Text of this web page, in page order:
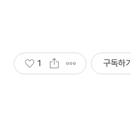
1 구독하기